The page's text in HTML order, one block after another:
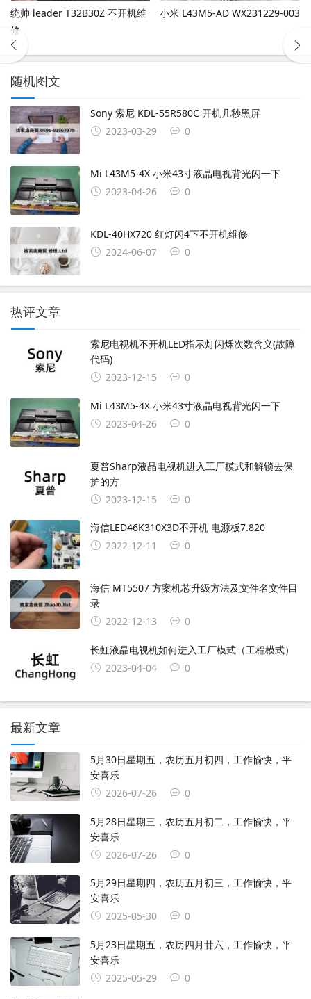
统帅 leader T32B30Z 不开机维
修
小米 L43M5-AD WX231229-003
随机图文
Sony 索尼 KDL-55R580C 开机几秒黑屏
2023-03-29
0
Mi L43M5-4X 小米43寸液晶电视背光闪一下
2023-04-26
0
KDL-40HX720 红灯闪4下不开机维修
2024-06-07
0
热评文章
索尼电视机不开机LED指示灯闪烁次数含义(故障
代码)
2023-12-15
0
Mi L43M5-4X 小米43寸液晶电视背光闪一下
2023-04-26
0
夏普Sharp液晶电视机进入工厂模式和解锁去保
护的方
2023-12-15
0
海信LED46K310X3D不开机 电源板7.820
2022-12-11
0
海信 MT5507 方案机芯升级方法及文件名文件目
录
2022-12-13
0
长虹液晶电视机如何进入工厂模式（工程模式）
2023-04-04
0
最新文章
5月30日星期五，农历五月初四，工作愉快，平
安喜乐
2026-07-26
0
5月28日星期三，农历五月初二，工作愉快，平
安喜乐
2026-07-26
0
5月29日星期四，农历五月初三，工作愉快，平
安喜乐
2025-05-30
0
5月23日星期五，农历四月廿六，工作愉快，平
安喜乐
2025-05-29
0